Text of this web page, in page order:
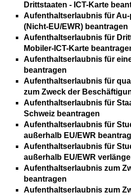
Drittstaaten - ICT-Karte
Aufenthaltserlaubnis für
(Nicht-EU/EWR) beantragen
Aufenthaltserlaubnis für
Mobiler-ICT-Karte
Aufenthaltserlaubnis für
beantragen
Aufenthaltserlaubnis für
zum Zweck der
Aufenthaltserlaubnis für
Schweiz beantragen
Aufenthaltserlaubnis für
außerhalb EU/EWR
Aufenthaltserlaubnis für
außerhalb EU/EWR
Aufenthaltserlaubnis zum
beantragen
Aufenthaltserlaubnis zum